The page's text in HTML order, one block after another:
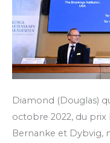
Diamond (Douglas)
octobre 2022, du prix
Bernanke et Dybvig,
autre